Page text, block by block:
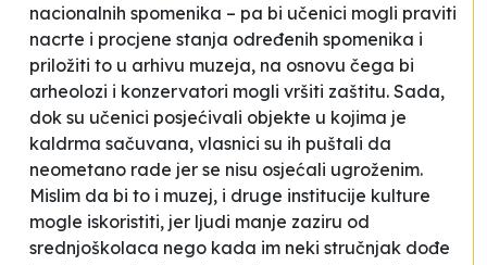
nacionalnih spomenika – pa bi učenici mogli praviti
nacrte i procjene stanja određenih spomenika i
priložiti to u arhivu muzeja, na osnovu čega bi
arheolozi i konzervatori mogli vršiti zaštitu. Sada,
dok su učenici posjećivali objekte u kojima je
kaldrma sačuvana, vlasnici su ih puštali da
neometano rade jer se nisu osjećali ugroženim.
Mislim da bi to i muzej, i druge institucije kulture
mogle iskoristiti, jer ljudi manje zaziru od
srednjoškolaca nego kada im neki stručnjak dođe